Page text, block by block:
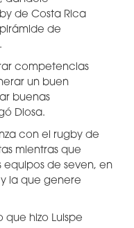
de Costa Rica
de
competencias
un buen
buenas
Diosa.
con el rugby de
mientras que
de seven, en
la que genere
que hizo Luispe